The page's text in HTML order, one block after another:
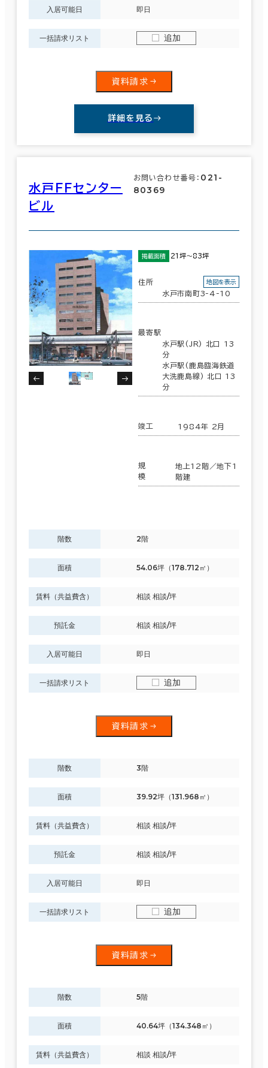
入居可能日 即日
一括請求リスト 追加
資料請求
詳細を見る
水戸ＦＦセンター
ビル
お問い合わせ番号： 021-
80369
掲載面積 21坪～83坪
住所
水戸市南町3-4-10
地図を表示
最寄駅
水戸駅(JR) 北口 13
分
水戸駅(鹿島臨海鉄道
大洗鹿島線) 北口 13
分
竣工 1984年 2月
規
模
地上12階／地下1
階建
階数 2階
面積 54.06坪（178.712㎡）
賃料（共益費含） 相談 相談/坪
預託金 相談 相談/坪
入居可能日 即日
一括請求リスト 追加
資料請求
階数 3階
面積 39.92坪（131.968㎡）
賃料（共益費含） 相談 相談/坪
預託金 相談 相談/坪
入居可能日 即日
一括請求リスト 追加
資料請求
階数 5階
面積 40.64坪（134.348㎡）
賃料（共益費含） 相談 相談/坪
エリアを追加・変更する
茨城県 (189)
埼玉県
千葉県
東京都
条件で絞り込む
面積選択
坪数
複数フロアを含む
月総額
賃料非公開物件を含む
駅徒歩
3分以内
5分以内
10分以内
即入居可能
3か月以内
６か月以内